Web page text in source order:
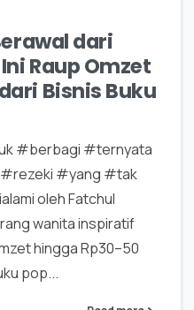
dari
Raup Omzet
Bisnis Buku
#berbagi #ternyata
#yang #tak
oleh Fatchul
wanita inspiratif
hingga Rp30–50
pop...